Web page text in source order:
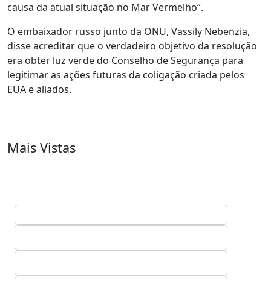
causa da atual situação no Mar Vermelho”.
O embaixador russo junto da ONU, Vassily Nebenzia,
disse acreditar que o verdadeiro objetivo da resolução
era obter luz verde do Conselho de Segurança para
legitimar as ações futuras da coligação criada pelos
EUA e aliados.
Mais Vistas